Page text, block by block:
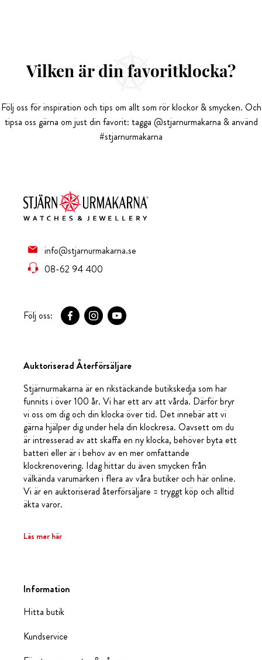
Vilken är din favoritklocka?
Följ oss för inspiration och tips om allt som rör klockor & smycken. Och
tipsa oss gärna om just din favorit: tagga @stjarnurmakarna & använd
#stjarnurmakarna
info@stjarnurmakarna.se
08-62 94 400
Följ oss:
Auktoriserad Återförsäljare
Stjärnurmakarna är en rikstäckande butikskedja som har
funnits i över 100 år. Vi har ett arv att vårda. Därför bryr
vi oss om dig och din klocka över tid. Det innebär att vi
gärna hjälper dig under hela din klockresa. Oavsett om du
är intresserad av att skaffa en ny klocka, behöver byta ett
batteri eller är i behov av en mer omfattande
klockrenovering. Idag hittar du även smycken från
välkända varumärken i flera av våra butiker och här online.
Vi är en auktoriserad återförsäljare = tryggt köp och alltid
äkta varor.
Läs mer här
Information
Hitta butik
Kundservice